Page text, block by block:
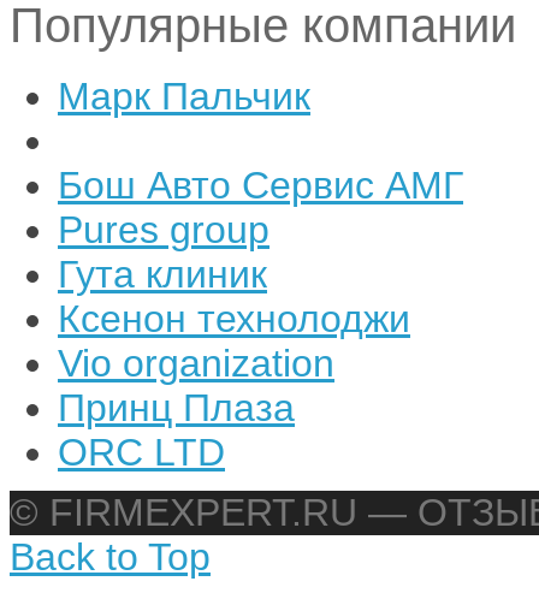
Популярные компании
Марк Пальчик
Бош Авто Сервис АМГ
Pures group
Гута клиник
Ксенон технолоджи
Vio organization
Принц Плаза
ORC LTD
© FIRMEXPERT.RU —
Back to Top